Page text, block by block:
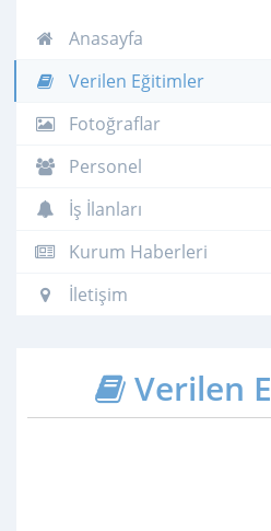
Anasayfa
Verilen Eğitimler
Fotoğraflar
Personel
İş İlanları
Kurum Haberleri
İletişim
Verilen